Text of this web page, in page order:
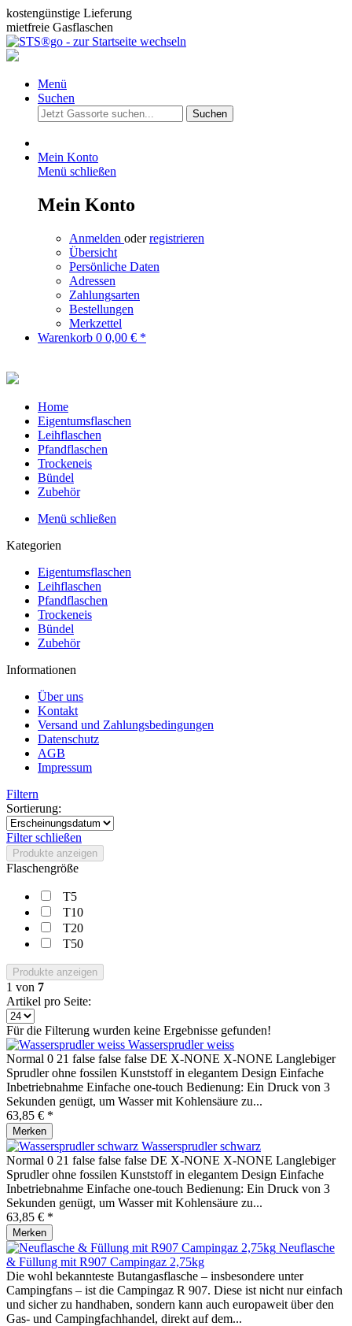
kostengünstige Lieferung
mietfreie Gasflaschen
Menü
Suchen
Suchen
Mein Konto
Menü schließen
Mein Konto
Anmelden oderregistrieren
Übersicht
Persönliche Daten
Adressen
Zahlungsarten
Bestellungen
Merkzettel
Warenkorb 0 0,00 € *
Home
Eigentumsflaschen
Leihflaschen
Pfandflaschen
Trockeneis
Bündel
Zubehör
Menü schließen
Kategorien
Eigentumsflaschen
Leihflaschen
Pfandflaschen
Trockeneis
Bündel
Zubehör
Informationen
Über uns
Kontakt
Versand und Zahlungsbedingungen
Datenschutz
AGB
Impressum
Filtern
Sortierung:
Filter schließen
Produkte anzeigen
Flaschengröße
T5
T10
T20
T50
Produkte anzeigen
1 von 7
Artikel pro Seite:
Für die Filterung wurden keine Ergebnisse gefunden!
Wassersprudler weiss
Normal 0 21 false false false DE X-NONE X-NONE Langlebiger
Sprudler ohne fossilen Kunststoff in elegantem Design Einfache
Inbetriebnahme Einfache one-touch Bedienung: Ein Druck von 3
Sekunden genügt, um Wasser mit Kohlensäure zu...
63,85 € *
Merken
Wassersprudler schwarz
Normal 0 21 false false false DE X-NONE X-NONE Langlebiger
Sprudler ohne fossilen Kunststoff in elegantem Design Einfache
Inbetriebnahme Einfache one-touch Bedienung: Ein Druck von 3
Sekunden genügt, um Wasser mit Kohlensäure zu...
63,85 € *
Merken
Neuflasche
& Füllung mit R907 Campingaz 2,75kg
Die wohl bekannteste Butangasflasche – insbesondere unter
Campingfans – ist die Campingaz R 907. Diese ist nicht nur einfach
und sicher zu handhaben, sondern kann auch europaweit über den
Gas- und Campingfachhandel, direkt auf dem...